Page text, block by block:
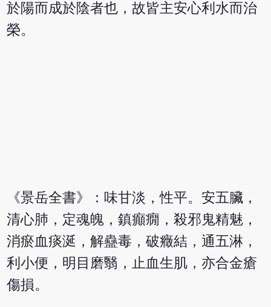
於陽而成於陰者也，故皆主安心利水而治
榮。
《景岳全書》：味甘淡，性平。安五臟，
清心肺，定魂魄，鎮癲癇，殺邪鬼精魅，
消瘀血痰涎，解蠱毒，破癥結，通五淋，
利小便，明目磨翳，止血生肌，亦合金瘡
傷損。